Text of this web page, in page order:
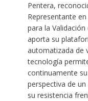
Pentera,
Representante
para la
aporta su
automatizada de
tecnología
continuamente
perspectiva de
su resistencia